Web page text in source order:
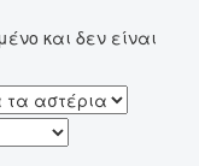
και δεν είναι